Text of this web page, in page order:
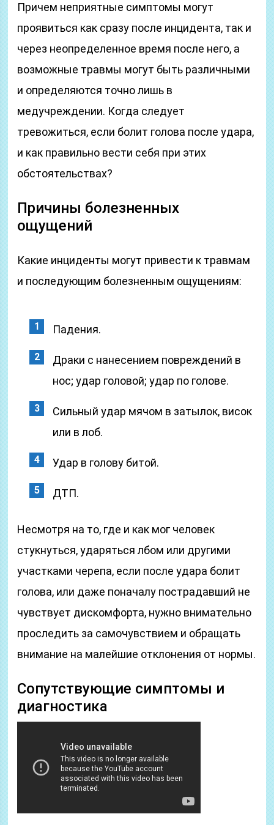
Причем неприятные симптомы могут
проявиться как сразу после инцидента, так и
через неопределенное время после него, а
возможные травмы могут быть различными
и определяются точно лишь в
медучреждении. Когда следует
тревожиться, если болит голова после удара,
и как правильно вести себя при этих
обстоятельствах?
Причины болезненных
ощущений
Какие инциденты могут привести к травмам
и последующим болезненным ощущениям:
Падения.
Драки с нанесением повреждений в
нос; удар головой; удар по голове.
Сильный удар мячом в затылок, висок
или в лоб.
Удар в голову битой.
ДТП.
Несмотря на то, где и как мог человек
стукнуться, ударяться лбом или другими
участками черепа, если после удара болит
голова, или даже поначалу пострадавший не
чувствует дискомфорта, нужно внимательно
проследить за самочувствием и обращать
внимание на малейшие отклонения от нормы.
Сопутствующие симптомы и
диагностика